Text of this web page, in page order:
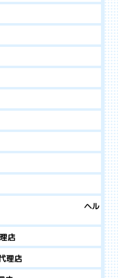
協同組合 ヘル
店
理店